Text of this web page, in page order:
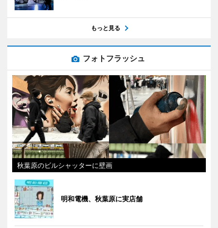
もっと見る
フォトフラッシュ
秋葉原のビルシャッターに壁画
明和電機、秋葉原に実店舗